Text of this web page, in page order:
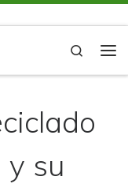
Search
y su